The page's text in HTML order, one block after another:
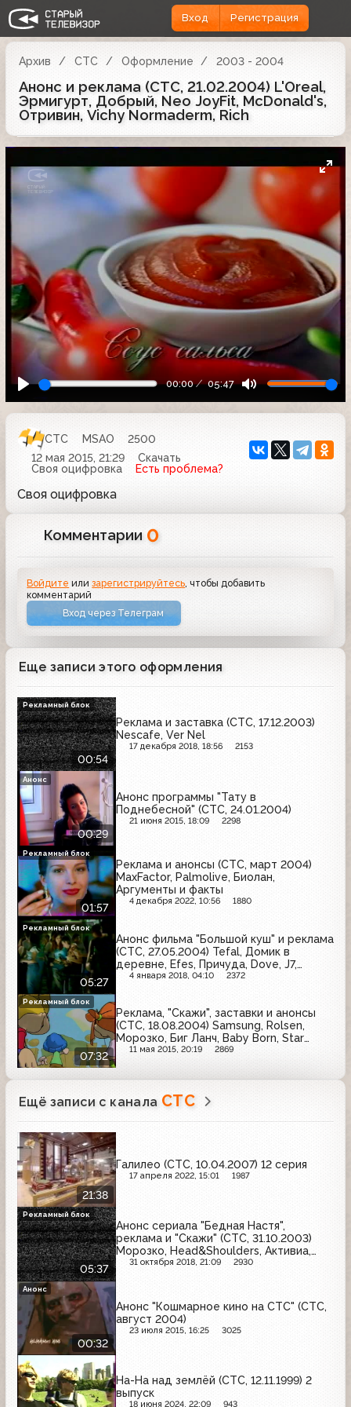
Вход Регистрация
Архив СТС Оформление 2003 - 2004
Анонс и реклама (СТС, 21.02.2004) L'Oreal,
Эрмигурт, Добрый, Neo JoyFit, McDonald's,
Отривин, Vichy Normaderm, Rich
00:00 05:47
СТС MSAO
2500
12 мая 2015, 21:29
Скачать
Своя оцифровка
Есть проблема?
Своя оцифровка
Комментарии 0
Войдите илизарегистрируйтесь, чтобы добавить
комментарий
Вход через Телеграм
Еще записи этого оформления
00:54
Реклама и заставка (СТС, 17.12.2003)
Nescafe, Ver Nel
17 декабря 2018, 18:56 2153
Рекламный блок
00:29
Анонс программы "Тату в
Поднебесной" (СТС, 24.01.2004)
21 июня 2015, 18:09 2298
Анонс
01:57
Реклама и анонсы (СТС, март 2004)
MaxFactor, Palmolive, Биолан,
Аргументы и факты
4 декабря 2022, 10:56 1880
Рекламный блок
05:27
Анонс фильма "Большой куш" и реклама
(СТС, 27.05.2004) Tefal, Домик в
деревне, Efes, Причуда, Dove, J7,
Русская картошка, Tuborg, Я
4 января 2018, 04:10 2372
Рекламный блок
07:32
Реклама, "Скажи", заставки и анонсы
(СТС, 18.08.2004) Samsung, Rolsen,
Морозко, Биг Ланч, Baby Born, Star
Galaxy
11 мая 2015, 20:19 2869
Рекламный блок
Ещё записи с канала СТС
21:38
Галилео (СТС, 10.04.2007) 12 серия
17 апреля 2022, 15:01 1987
05:37
Анонс сериала "Бедная Настя",
реклама и "Скажи" (СТС, 31.10.2003)
Морозко, Head&Shoulders, Активиа,
Бинго, Кириешки, Всероссийский теле-
31 октября 2018, 21:09 2930
Рекламный блок
00:32
Анонс "Кошмарное кино на СТС" (СТС,
август 2004)
23 июля 2015, 16:25 3025
Анонс
На-На над землёй (СТС, 12.11.1999) 2
выпуск
18 июня 2024, 22:09 943